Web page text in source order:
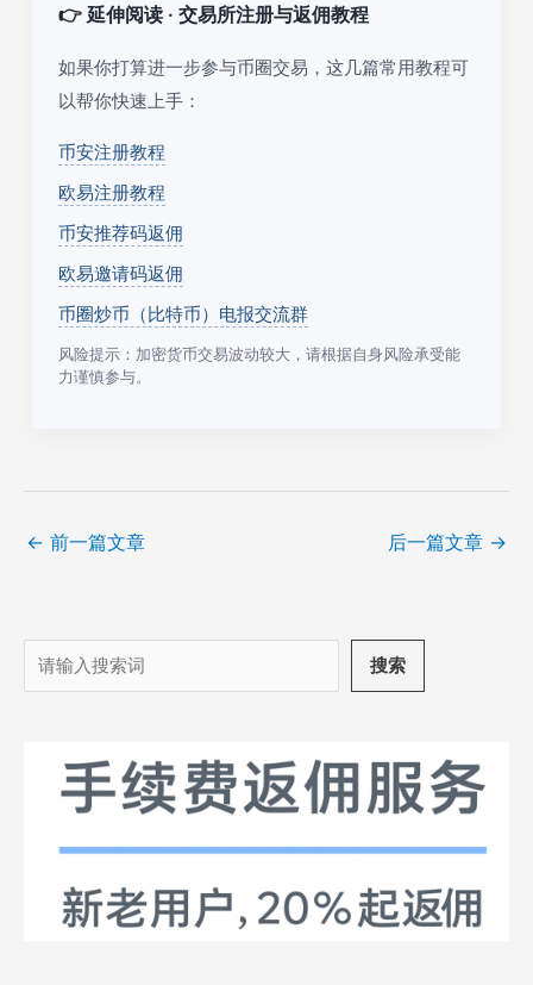
👉 延伸阅读 · 交易所注册与返佣教程
如果你打算进一步参与币圈交易，这几篇常用教程可
以帮你快速上手：
币安注册教程
欧易注册教程
币安推荐码返佣
欧易邀请码返佣
币圈炒币（比特币）电报交流群
风险提示：加密货币交易波动较大，请根据自身风险承受能
力谨慎参与。
← 前一篇文章 后一篇文章 →
搜
索
搜索